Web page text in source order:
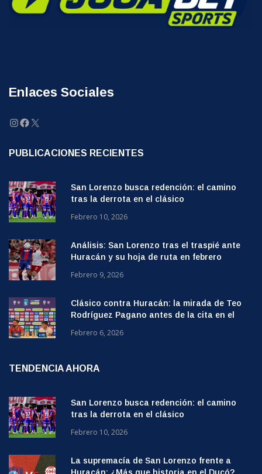
Enlaces Sociales
Instagram
Facebook
X
PUBLICACIONES RECIENTES
San Lorenzo busca redención: el camino
tras la derrota en el clásico
Febrero 10, 2026
Análisis: San Lorenzo tras el traspié ante
Huracán y su hoja de ruta en febrero
Febrero 9, 2026
Clásico contra Huracán: la mirada de Teo
Rodríguez Pagano antes de la cita en el
Febrero 6, 2026
TENDENCIA AHORA
San Lorenzo busca redención: el camino
tras la derrota en el clásico
Febrero 10, 2026
La supremacía de San Lorenzo frente a
Huracán: ¿Más que historia en el Ducó?